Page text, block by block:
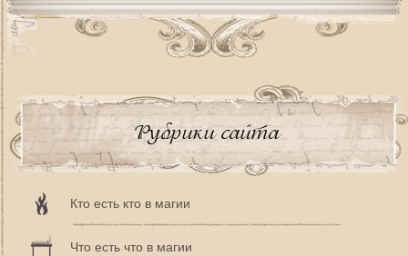
Рубрики сайта
Кто есть кто в магии
Что есть что в магии